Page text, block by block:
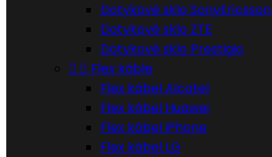
Dotykové sklo SonyEricsson
Dotykové sklo ZTE
Dotykové sklo Prestigio
  Flex káble
Flex kábel Alcatel
Flex kábel Huawei
Flex kábel iPhone
Flex kábel LG